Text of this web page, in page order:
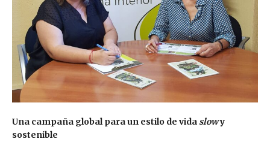
Una campaña global para un estilo de vidaslowy
sostenible